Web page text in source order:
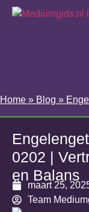
Home » Blog »
0202 |
en Balans
maart 25,
Team